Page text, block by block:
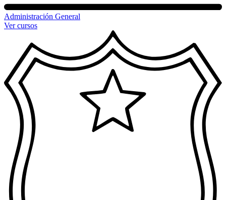
Administración General
Ver cursos